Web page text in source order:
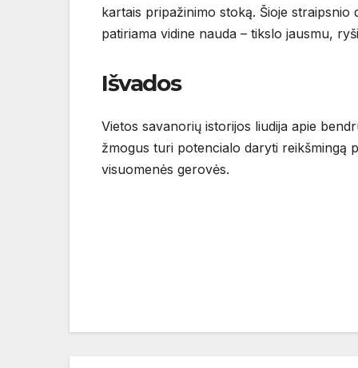
kartais pripažinimo stoką. Šioje
patiriama vidine nauda – tikslo jausmu,
Išvados
Vietos savanorių istorijos liudija apie
žmogus turi potencialo daryti reikšmingą
visuomenės gerovės.
įrašų